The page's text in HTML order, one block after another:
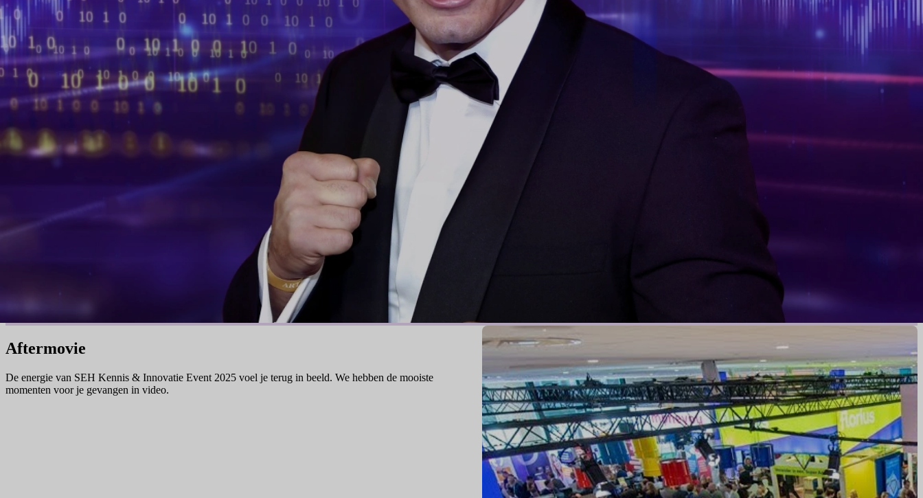
Aftermovie
De energie van SEH Kennis & Innovatie Event 2025 voel je terug in beeld. We hebben de mooiste
momenten voor je gevangen in video.